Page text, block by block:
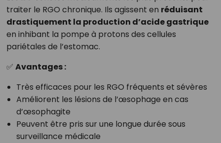
traiter le RGO chronique. Ils agissent en réduisant
drastiquement la production d’acide gastrique
en inhibant la pompe à protons des cellules
pariétales de l’estomac.
✅ Avantages :
Très efficaces pour les RGO fréquents et sévères
Améliorent les lésions de l’œsophage en cas
d’œsophagite
Peuvent être pris sur une longue durée sous
surveillance médicale